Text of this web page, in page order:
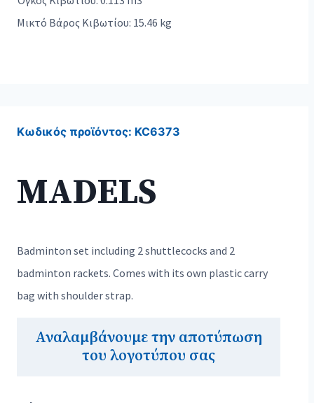
Μικτό Βάρος Κιβωτίου: 15.46 kg
Κωδικός προϊόντος: KC6373
MADELS
Badminton set including 2 shuttlecocks and 2
badminton rackets. Comes with its own plastic carry
bag with shoulder strap.
Αναλαμβάνουμε την αποτύπωση
του λογοτύπου σας